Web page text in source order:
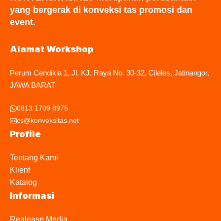
yang bergerak di konveksi tas promosi dan
event.
Alamat Workshop
Perum Cendikia 1, Jl. KJ. Raya No. 30-32, Cileles, Jatinangor,
JAWA BARAT
0813 1709 8975
cs@konveksitas.net
Profile
Tentang Kami
Klient
Katalog
Informasi